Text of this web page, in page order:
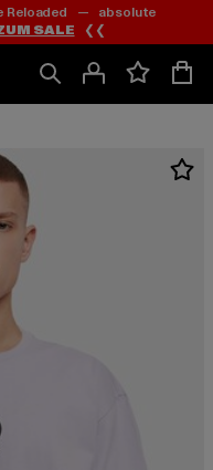
Reloaded — absolute
SALE ❮❮